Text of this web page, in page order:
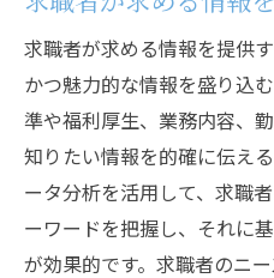
求職者が求める情報を提供
かつ魅力的な情報を盛り込
準や福利厚生、業務内容、
知りたい情報を的確に伝え
ータ分析を活用して、求職
ーワードを把握し、それに
が効果的です。求職者のニ